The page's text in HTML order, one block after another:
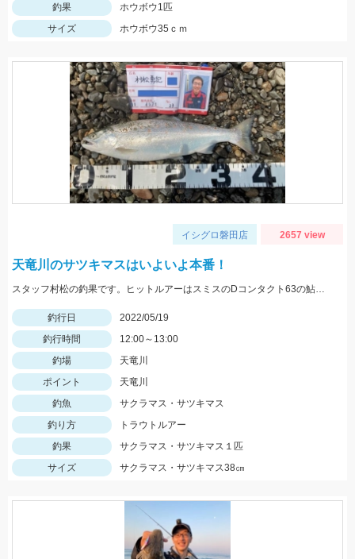
釣果
ホウボウ1匹
サイズ
ホウボウ35ｃｍ
イシグロ磐田店 2657 view
天竜川のサツキマスはいよいよ本番！
スタッフ村松の釣果です。ヒットルアーはスミスのDコンタクト63の鮎カラー。
釣行日
2022/05/19
釣行時間
12:00～13:00
釣場
天竜川
ポイント
天竜川
釣魚
サクラマス・サツキマス
釣り方
トラウトルアー
釣果
サクラマス・サツキマス１匹
サイズ
サクラマス・サツキマス38㎝